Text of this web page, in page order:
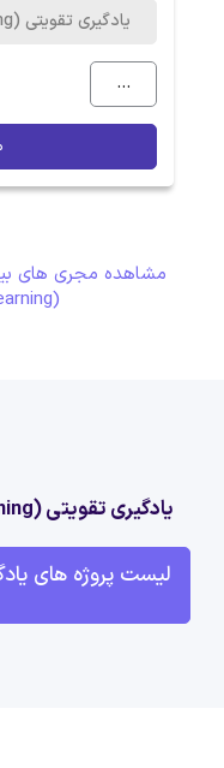
یادگیری تقویتی (Reinforcement learning)
...
مشاهده مجری های
(Reinforcement learning)
یادگیری تقویتی (Reinforcement learning)